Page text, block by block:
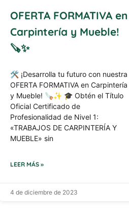
OFERTA FORMATIVA en
Carpintería y Mueble!
🪚✨
🛠 ¡Desarrolla tu futuro con nuestra
OFERTA FORMATIVA en Carpintería
y Mueble! 🪚✨ 🎓 Obtén el Título
Oficial Certificado de
Profesionalidad de Nivel 1:
«TRABAJOS DE CARPINTERÍA Y
MUEBLE» sin
LEER MÁS »
4 de diciembre de 2023